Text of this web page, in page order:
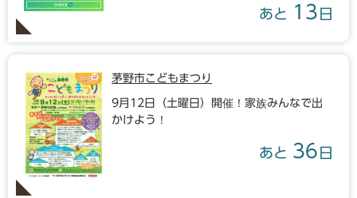
あと 13 日
茅野市こどもまつり
9月12日（土曜日）開催！家族みんなで出
かけよう！
あと 36 日